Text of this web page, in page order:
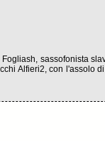
sassofonista
Alfieri2, con l'assolo